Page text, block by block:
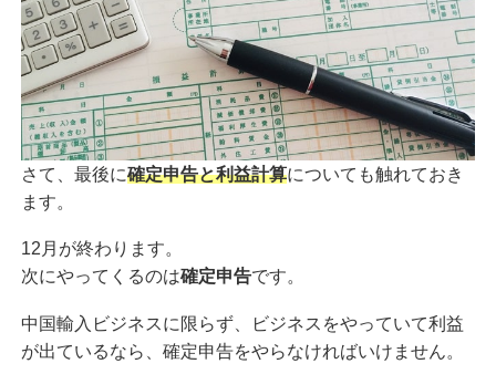
さて、最後に確定申告と利益計算についても触れておき
ます。
12月が終わります。
次にやってくるのは確定申告です。
中国輸入ビジネスに限らず、ビジネスをやっていて利益
が出ているなら、確定申告をやらなければいけません。